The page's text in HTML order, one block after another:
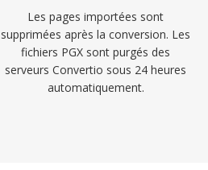
Les pages importées sont
supprimées après la conversion. Les
fichiers PGX sont purgés des
serveurs Convertio sous 24 heures
automatiquement.